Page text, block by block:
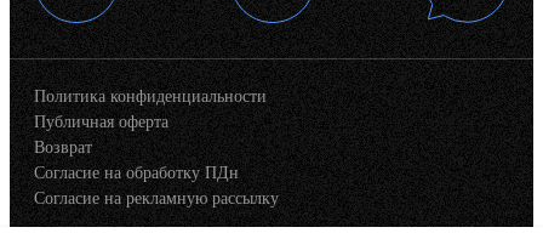
Политика конфиденциальности
Публичная оферта
Возврат
Согласие на обработку ПДн
Согласие на рекламную рассылку